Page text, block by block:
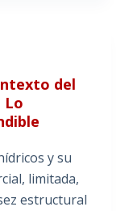
del
Lo
y su
limitada,
estructural